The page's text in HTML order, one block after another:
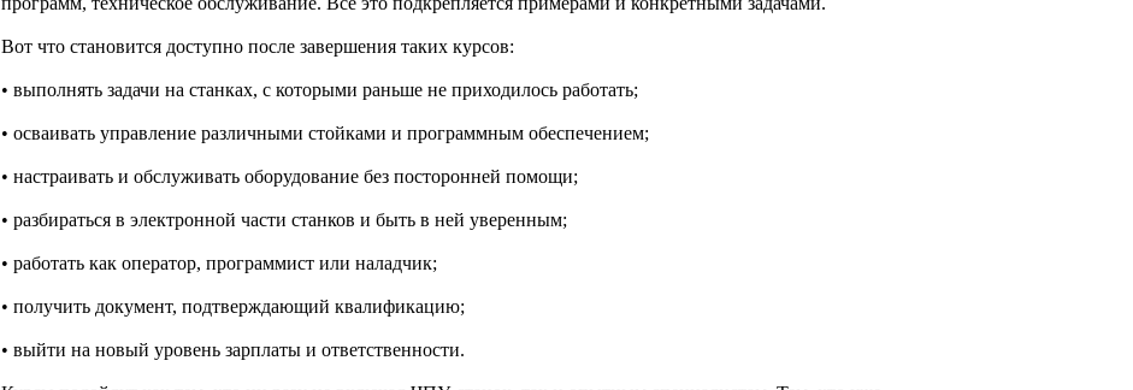
Вот что становится доступно после завершения таких курсов:
• выполнять задачи на станках, с которыми раньше не приходилось работать;
• осваивать управление различными стойками и программным обеспечением;
• настраивать и обслуживать оборудование без посторонней помощи;
• разбираться в электронной части станков и быть в ней уверенным;
• работать как оператор, программист или наладчик;
• получить документ, подтверждающий квалификацию;
• выйти на новый уровень зарплаты и ответственности.